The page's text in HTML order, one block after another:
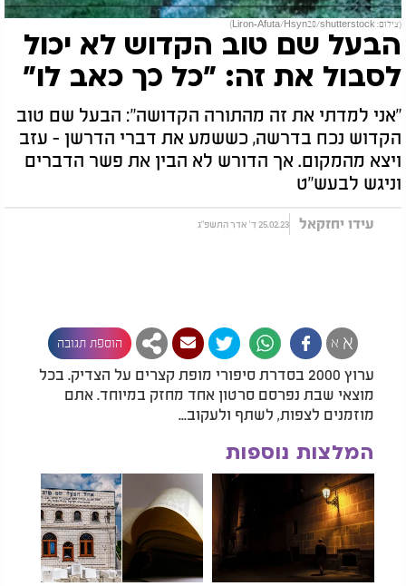
(צילום: Liron-Afuta/Hsyn20/shutterstock)
הבעל שם טוב הקדוש לא יכול
לסבול את זה: "כל כך כאב לו"
"אני למדתי את זה מהתורה הקדושה": הבעל שם טוב
הקדוש נכח בדרשה, כששמע את דברי הדרשן - עזב
ויצא מהמקום. אך הדורש לא הבין את פשר הדברים
וניגש לבעש"ט
עידו יחזקאל 25.02.23 ד' אדר התשפ"ג
א א הוספת תגובה
ערוץ 2000 בסדרת סיפורי מופת קצרים על הצדיק. בכל
מוצאי שבת נפרסם סרטון אחד מחזק במיוחד. אתם
מוזמנים לצפות, לשתף ולעקוב...
המלצות נוספות